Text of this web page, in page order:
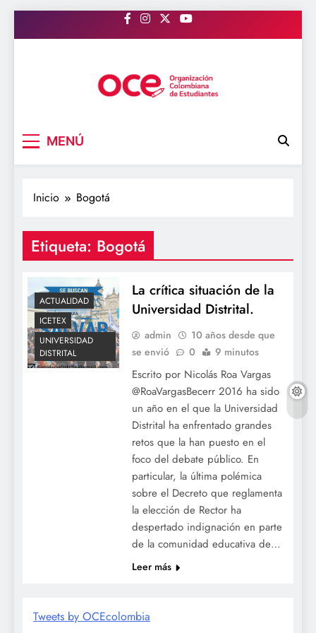
al
MENÚ
Inicio Bogotá
Etiqueta: Bogotá
ACTUALIDAD
ICETEX
UNIVERSIDAD
DISTRITAL
La crítica situación de la
Universidad Distrital.
admin
10 años desde que
se envió
0 9 minutos
Escrito por Nicolás Roa Vargas
@RoaVargasBecerr 2016 ha sido
un año en el que la Universidad
Distrital ha enfrentado grandes
retos que la han puesto en el
foco del debate público. En
particular, la última polémica
sobre el Decreto que reglamenta
la elección de Rector ha
despertado indignación en parte
de la comunidad educativa de…
Leer más
Tweets by OCEcolombia